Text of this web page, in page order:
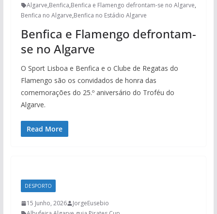
Algarve,Benfica,Benfica e Flamengo defrontam-se no Algarve,
Benfica no Algarve,Benfica no Estádio Algarve
Benfica e Flamengo defrontam-
se no Algarve
O Sport Lisboa e Benfica e o Clube de Regatas do
Flamengo são os convidados de honra das
comemorações do 25.º aniversário do Troféu do
Algarve.
Read More
DESPORTO
15 Junho, 2026
JorgeEusebio